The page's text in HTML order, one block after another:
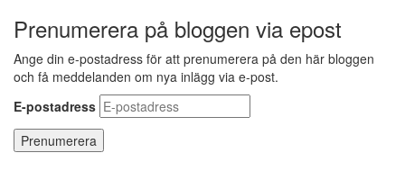
Prenumerera på bloggen via epost
Ange din e-postadress för att prenumerera på den här bloggen
och få meddelanden om nya inlägg via e-post.
E-postadress